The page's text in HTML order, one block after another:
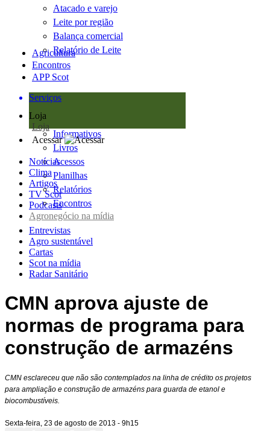
Atacado e varejo
Leite por região
Balança comercial
Relatório de Leite
Agricultura
Encontros
APP Scot
Serviços
Loja
Loja
Informativos
Livros
Acessos
Planilhas
Relatórios
Encontros
Acessar
Notícias
Clima
Artigos
TV Scot
Podcasts
Agronegócio na mídia
Entrevistas
Agro sustentável
Cartas
Scot na mídia
Radar Sanitário
CMN aprova ajuste de
normas de programa para
construção de armazéns
CMN esclareceu que não são contemplados na linha de crédito os projetos
para ampliação e construção de armazéns para guarda de etanol e
biocombustíveis.
Sexta-feira, 23 de agosto de 2013 - 9h15